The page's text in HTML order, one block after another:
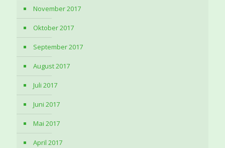
November 2017
Oktober 2017
September 2017
August 2017
Juli 2017
Juni 2017
Mai 2017
April 2017